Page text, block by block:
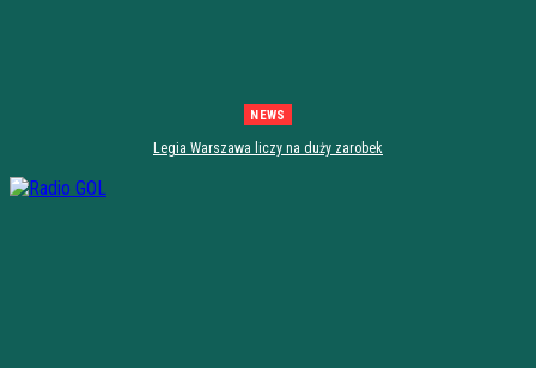
NEWS
Legia Warszawa liczy na duży zarobek